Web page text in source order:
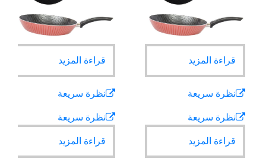
قراءة المزيد
نظرة سريعة
نظرة سريعة
قراءة المزيد
قراءة المزيد
نظرة سريعة
نظرة سريعة
قراءة المزيد